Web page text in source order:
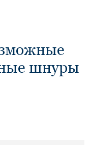
шнуры